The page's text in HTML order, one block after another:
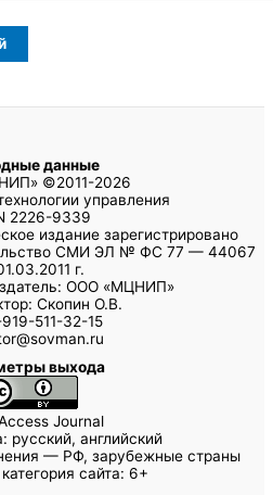
данные
©2011-2026
управления
2226-9339
издание зарегистрировано
СМИ ЭЛ № ФС 77 — 44067
г.
ООО «МЦНИП»
Скопин О.В.
511-32-15
выхода
Journal
русский, английский
— РФ, зарубежные страны
сайта: 6+